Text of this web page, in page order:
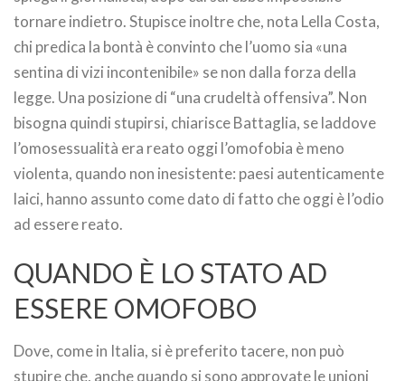
tornare indietro. Stupisce inoltre che, nota Lella Costa,
chi predica la bontà è convinto che l’uomo sia «una
sentina di vizi incontenibile» se non dalla forza della
legge. Una posizione di “una crudeltà offensiva”. Non
bisogna quindi stupirsi, chiarisce Battaglia, se laddove
l’omosessualità era reato oggi l’omofobia è meno
violenta, quando non inesistente: paesi autenticamente
laici, hanno assunto come dato di fatto che oggi è l’odio
ad essere reato.
QUANDO È LO STATO AD
ESSERE OMOFOBO
Dove, come in Italia, si è preferito tacere, non può
stupire che, anche quando si sono approvate le unioni